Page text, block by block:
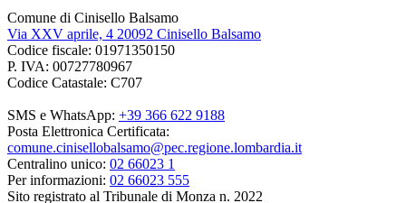
Comune di Cinisello Balsamo
Via XXV aprile, 4 20092 Cinisello Balsamo
Codice fiscale: 01971350150
P. IVA: 00727780967
Codice Catastale: C707
SMS e WhatsApp: +39 366 622 9188
Posta Elettronica Certificata:
comune.cinisellobalsamo@pec.regione.lombardia.it
Centralino unico: 02 66023 1
Per informazioni: 02 66023 555
Sito registrato al Tribunale di Monza n. 2022